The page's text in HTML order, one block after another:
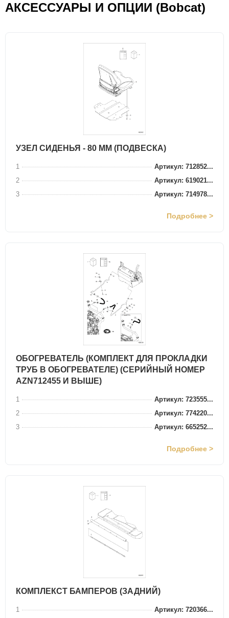
АКСЕСCУАРЫ И ОПЦИИ (Bobcat)
УЗЕЛ СИДЕНЬЯ - 80 ММ (ПОДВЕСКА)
1
Артикул: 712852...
2
Артикул: 619021...
3
Артикул: 714978...
Подробнее >
ОБОГРЕВАТЕЛЬ (КОМПЛЕКТ ДЛЯ ПРОКЛАДКИ
ТРУБ В ОБОГРЕВАТЕЛЕ) (СЕРИЙНЫЙ НОМЕР
AZN712455 И ВЫШЕ)
1
Артикул: 723555...
2
Артикул: 774220...
3
Артикул: 665252...
Подробнее >
КОМПЛЕКСТ БАМПЕРОВ (ЗАДНИЙ)
1 Артикул: 720366...